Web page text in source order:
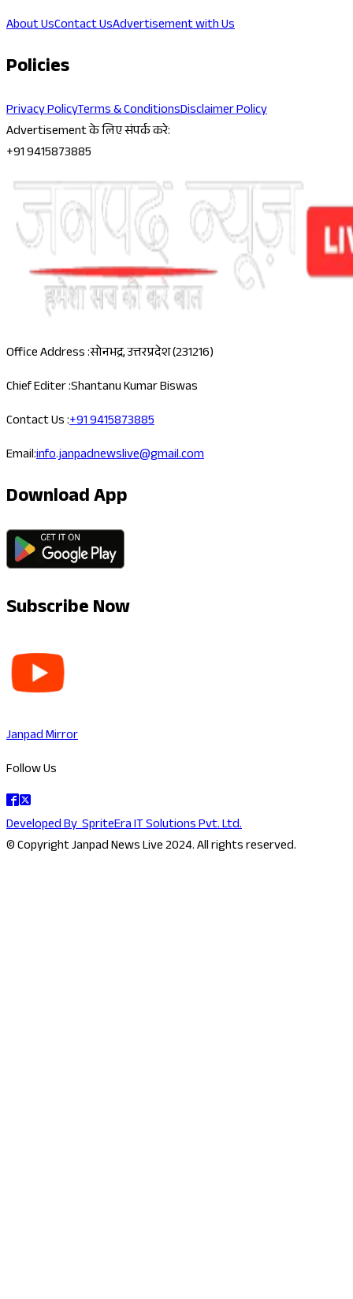
About UsContact UsAdvertisement with Us
Policies
Privacy PolicyTerms & ConditionsDisclaimer Policy
Advertisement के लिए संपर्क करे:
+91 9415873885
Office Address :सोनभद्र, उत्तरप्रदेश (231216)
Chief Editer :Shantanu Kumar Biswas
Contact Us :+91 9415873885
Email:info.janpadnewslive@gmail.com
Download App
Subscribe Now
Janpad Mirror
Follow Us
Developed BySpriteEra IT Solutions Pvt. Ltd.
© Copyright Janpad News Live 2024. All rights reserved.